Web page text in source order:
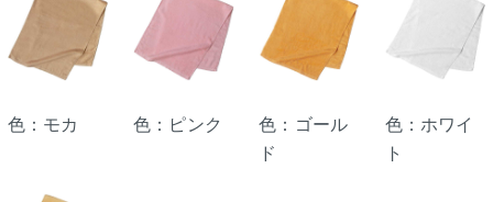
色：モカ 色：ピンク
色：ゴール
ド
色：ホワイ
ト